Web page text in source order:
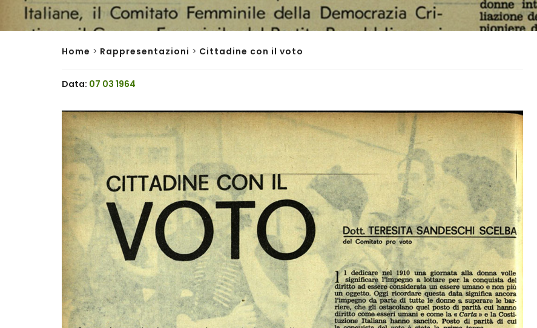
Home > Rappresentazioni > Cittadine con il voto
Data: 07 03 1964